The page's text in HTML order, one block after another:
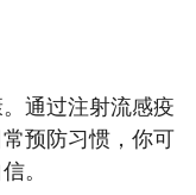
通过注射流感疫
预防习惯，你可
。